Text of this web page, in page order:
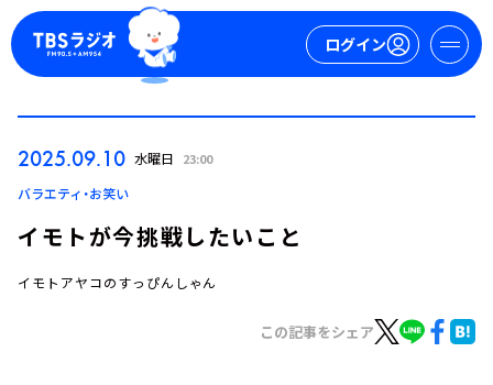
ログイン
ログイン
2025.09.10 水曜日 23:00
バラエティ・お笑い
イモトが今挑戦したいこと
イモトアヤコのすっぴんしゃん
この記事をシェア